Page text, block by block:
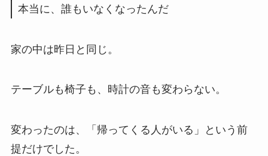
本当に、誰もいなくなったんだ
家の中は昨日と同じ。
テーブルも椅子も、時計の音も変わらない。
変わったのは、「帰ってくる人がいる」という前
提だけでした。